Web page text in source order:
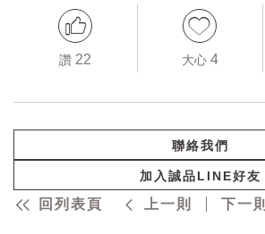
讚22 大心 4
聯絡我們
加入誠品LINE好友
回列表頁 上一則 下一則